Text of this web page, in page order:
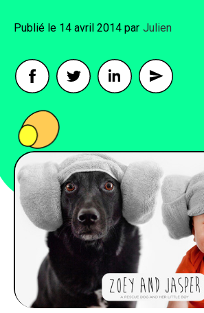
JEUX-VIDÉO
PEOPLE
FOOD
BONS PLANS
SOUTENEZ
14 avril 2014 By Julien